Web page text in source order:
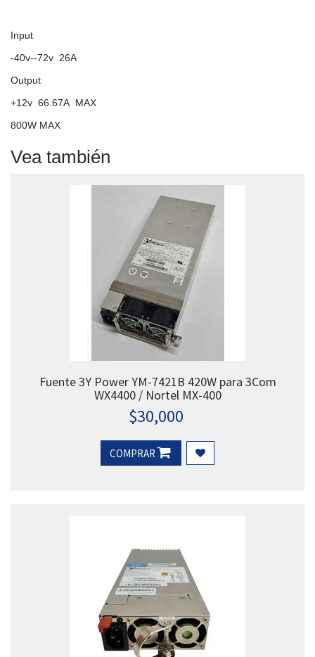
Input
-40v--72v 26A
Output
+12v 66.67A MAX
800W MAX
Vea también
Fuente 3Y Power YM-7421B 420W para 3Com
WX4400 / Nortel MX-400
$30,000
COMPRAR